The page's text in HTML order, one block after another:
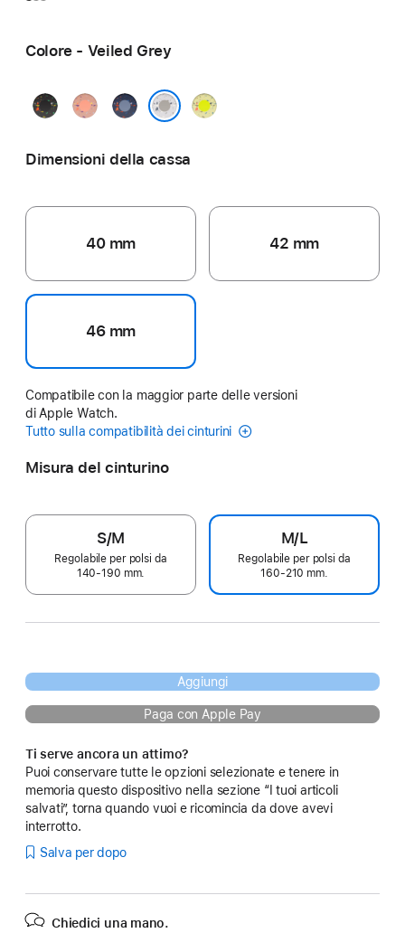
Colore - Veiled Grey
MidnightAlpenglow
Blue
Ribbon
Volt
Dimensioni della cassa
40 mm 42 mm
46 mm
Compatibile con la maggior parte delle versioni
di Apple Watch.
Tutto sulla compatibilità dei cinturini
Misura del cinturino
S/M
Regolabile per polsi da
140‑190 mm.
M/L
Regolabile per polsi da
160‑210 mm.
Aggiungi
Paga con Apple Pay
Ti serve ancora un attimo?
Puoi conservare tutte le opzioni selezionate e tenere in
memoria questo dispositivo nella sezione “I tuoi articoli
salvati”, torna quando vuoi e ricomincia da dove avevi
interrotto.
Salva per dopo
Chiedici una mano.